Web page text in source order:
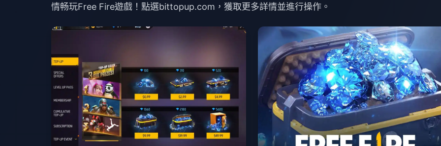
情畅玩Free Fire遊戲！點選bittopup.com ，獲取更多詳情並進行操作。